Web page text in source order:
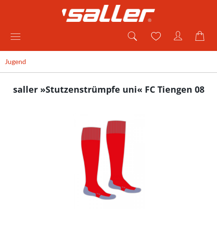
Jugend
saller »Stutzenstrümpfe uni« FC Tiengen 08